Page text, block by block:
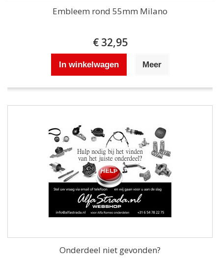
Embleem rond 55mm Milano
€ 32,95
In winkelwagen Meer
Onderdeel niet gevonden?